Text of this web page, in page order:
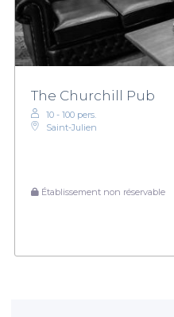
The Churchill Pub
10 - 100 pers.
Saint-Julien
Établissement non réservable